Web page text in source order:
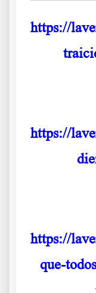
https://
https://
https://
que-